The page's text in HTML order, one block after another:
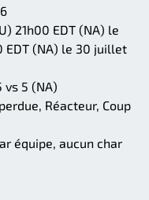
21h00 EDT (NA) le
EDT (NA) le 30 juillet
vs 5 (NA)
Réacteur, Coup
équipe, aucun char